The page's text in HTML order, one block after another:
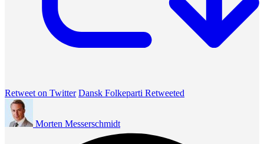
Retweet on Twitter Dansk Folkeparti Retweeted
Morten Messerschmidt